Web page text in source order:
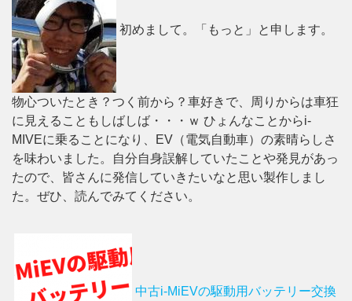
初めまして。「もっと」と申します。
物心ついたとき？つく前から？車好きで、周りからは車狂
に見えることもしばしば・・・ｗ ひょんなことからi-
MIVEに乗ることになり、EV（電気自動車）の素晴らしさ
を味わいました。自分自身誤解していたことや発見があっ
たので、皆さんに発信していきたいなと思い製作しまし
た。ぜひ、読んでみてください。
中古i-MiEVの駆動用バッテリー交換